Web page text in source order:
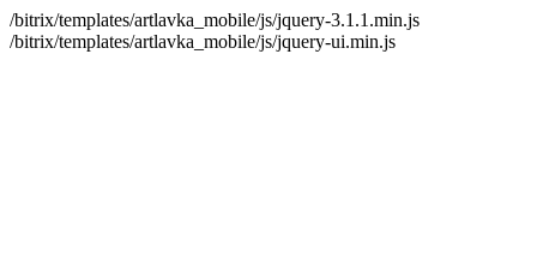
/bitrix/templates/artlavka_mobile/js/jquery-3.1.1.min.js
/bitrix/templates/artlavka_mobile/js/jquery-ui.min.js